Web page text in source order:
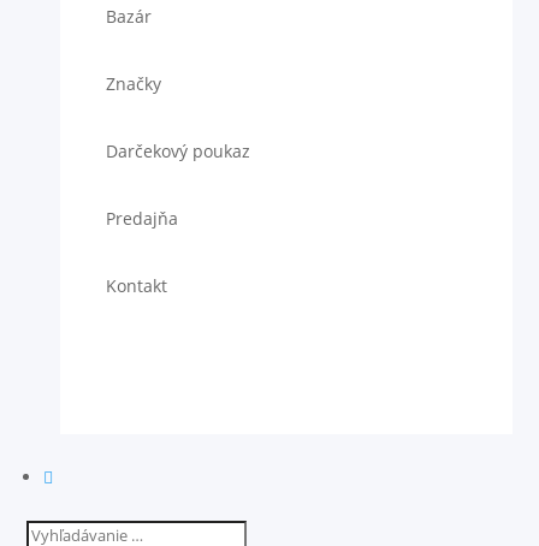
Bazár
Značky
Darčekový poukaz
Predajňa
Kontakt
